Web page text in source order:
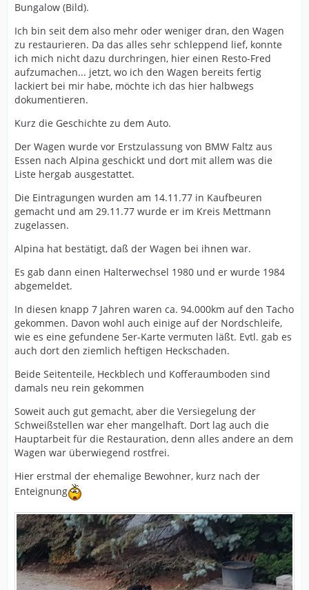
Bungalow (Bild).
Ich bin seit dem also mehr oder weniger dran, den Wagen
zu restaurieren. Da das alles sehr schleppend lief, konnte
ich mich nicht dazu durchringen, hier einen Resto-Fred
aufzumachen... jetzt, wo ich den Wagen bereits fertig
lackiert bei mir habe, möchte ich das hier halbwegs
dokumentieren.
Kurz die Geschichte zu dem Auto.
Der Wagen wurde vor Erstzulassung von BMW Faltz aus
Essen nach Alpina geschickt und dort mit allem was die
Liste hergab ausgestattet.
Die Eintragungen wurden am 14.11.77 in Kaufbeuren
gemacht und am 29.11.77 wurde er im Kreis Mettmann
zugelassen.
Alpina hat bestätigt, daß der Wagen bei ihnen war.
Es gab dann einen Halterwechsel 1980 und er wurde 1984
abgemeldet.
In diesen knapp 7 Jahren waren ca. 94.000km auf den Tacho
gekommen. Davon wohl auch einige auf der Nordschleife,
wie es eine gefundene 5er-Karte vermuten läßt. Evtl. gab es
auch dort den ziemlich heftigen Heckschaden.
Beide Seitenteile, Heckblech und Kofferaumboden sind
damals neu rein gekommen
Soweit auch gut gemacht, aber die Versiegelung der
Schweißstellen war eher mangelhaft. Dort lag auch die
Hauptarbeit für die Restauration, denn alles andere an dem
Wagen war überwiegend rostfrei.
Hier erstmal der ehemalige Bewohner, kurz nach der
Enteignung